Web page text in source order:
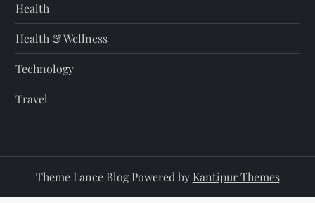
Health
Health & Wellness
Technology
Travel
Theme Lance Blog Powered by Kantipur Themes